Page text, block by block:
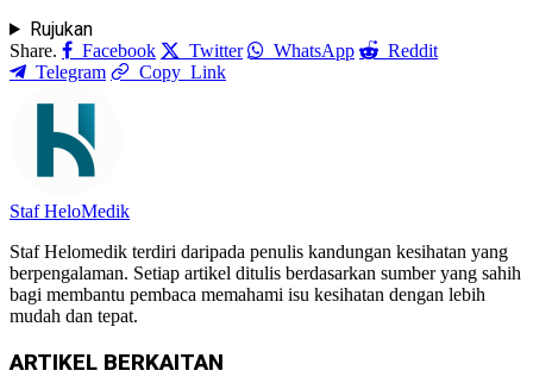
Rujukan
Share. Facebook Twitter WhatsApp
Reddit
Telegram
Copy Link
Staf HeloMedik
Staf Helomedik terdiri daripada penulis kandungan kesihatan yang
berpengalaman. Setiap artikel ditulis berdasarkan sumber yang sahih
bagi membantu pembaca memahami isu kesihatan dengan lebih
mudah dan tepat.
ARTIKEL BERKAITAN